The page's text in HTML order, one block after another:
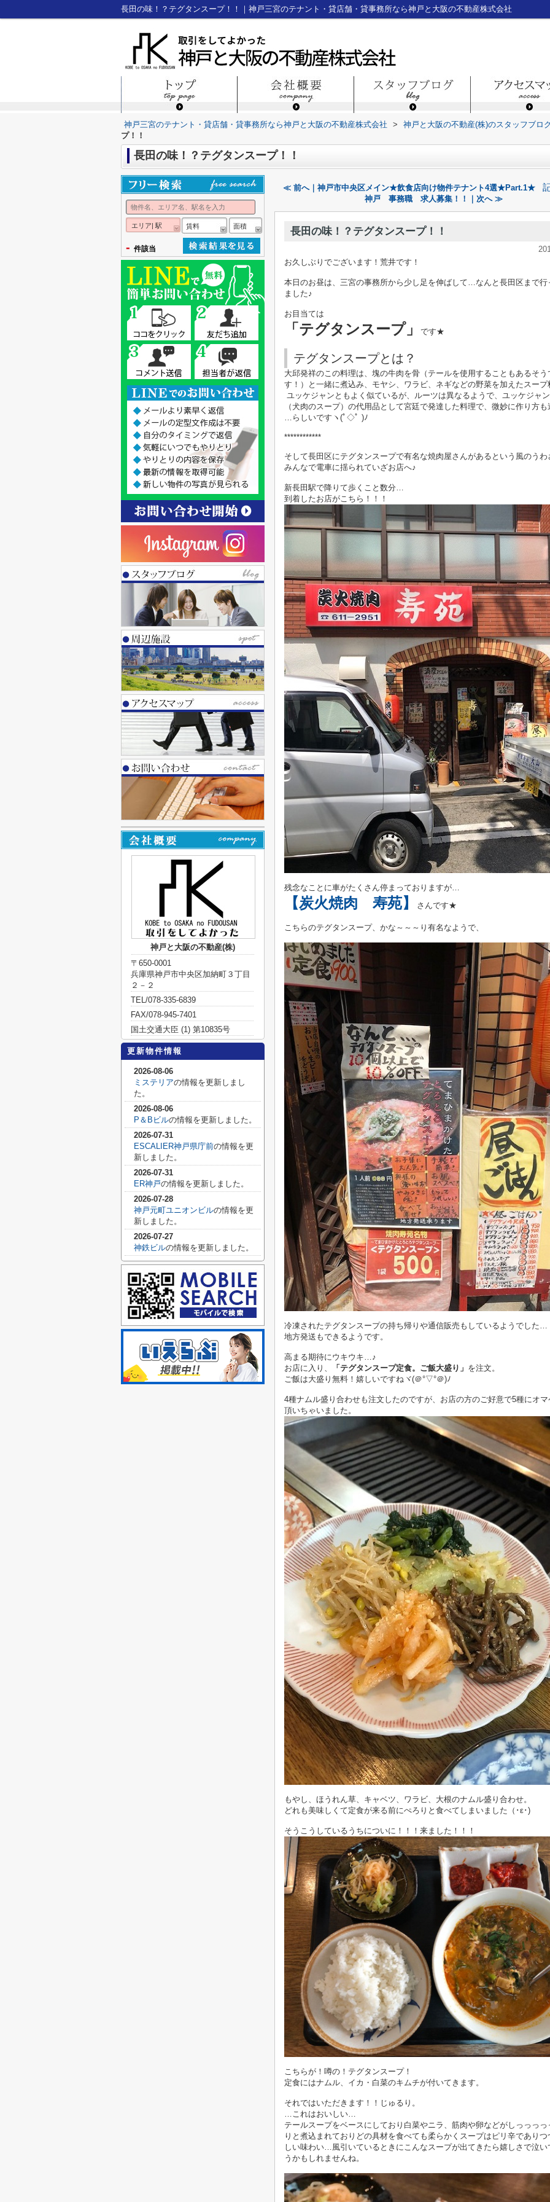
長田の味！？テグタンスープ！！｜神戸三宮のテナント・貸店舗・貸事務所なら神戸と大阪の不動産株式会社
神戸三宮のテナント・貸店舗・貸事務所なら神戸と大阪の不動産株式会社 >
神戸と大阪の不動産(株)のスタッフブロ
プ！！
長田の味！？テグタンスープ！！
≪ 前へ｜神戸市中央区メイン★飲食店向け物件テナント4選★Part.1★
神戸 事務職 求人募集！！｜次へ ≫
長田の味！？テグタンスープ！！
お久しぶりでございます！荒井です！
本日のお昼は、三宮の事務所から少し足を伸ばして…なんと長田区まで行
ました♪
お目当ては
「テグタンスープ」 です★
テグタンスープとは？
大邱発祥のこの料理は、塊の牛肉を骨（テールを使用することもあるそう
す！）と一緒に煮込み、モヤシ、ワラビ、ネギなどの野菜を加えたスープ
ユッケジャンともよく似ているが、ルーツは異なるようで、ユッケジャ
（犬肉のスープ）の代用品として宮廷で発達した料理で、微妙に作り方も
…らしいですヽ(ﾟ◇ﾟ )ﾉ
************
そして長田区にテグタンスープで有名な焼肉屋さんがあるという風のうわ
みんなで電車に揺られていざお店へ♪
新長田駅で降りて歩くこと数分…
到着したお店がこちら！！！
残念なことに車がたくさん停まっておりますが…
【炭火焼肉 寿苑】 さんです★
こちらのテグタンスープ、かな～～～り有名なようで、
冷凍されたテグタンスープの持ち帰りや通信販売もしているようでした…
地方発送もできるようです。
高まる期待にウキウキ…♪
お店に入り、
「テグタンスープ定食。ご飯大盛り」 を注文。
ご飯は大盛り無料！嬉しいですねヾ(＠°▽°＠)ﾉ
4種ナムル盛り合わせも注文したのですが、お店の方のご好意で5種にオ
頂いちゃいました。
もやし、ほうれん草、キャベツ、ワラビ、大根のナムル盛り合わせ。
どれも美味しくて定食が来る前にぺろりと食べてしまいました（･ε･)
そうこうしているうちについに！！！来ました！！！
こちらが！噂の！テグタンスープ！
定食にはナムル、イカ・白菜のキムチが付いてきます。
それではいただきます！！じゅるり。
…これはおいしい…
テールスープをベースにしており白菜やニラ、筋肉や卵などがしっっっっ
りと煮込まれておりどの具材を食べても柔らかくスープはピリ辛でありつ
しい味わい…風引いているときにこんなスープが出てきたら嬉しさで泣い
うかもしれませんね。
エリア| 駅 賃料 面積
- 件該当
神戸と大阪の不動産(株)
〒650-0001
兵庫県神戸市中央区加納町３丁目
２－２
TEL/078-335-6839
FAX/078-945-7401
国土交通大臣 (1) 第10835号
更新物件情報
2026-08-06
ミステリアの情報を更新しまし
た。
2026-08-06
P＆Bビルの情報を更新しました。
2026-07-31
ESCALIER神戸県庁前の情報を更
新しました。
2026-07-31
ER神戸の情報を更新しました。
2026-07-28
神戸元町ユニオンビルの情報を更
新しました。
2026-07-27
神鉄ビルの情報を更新しました。